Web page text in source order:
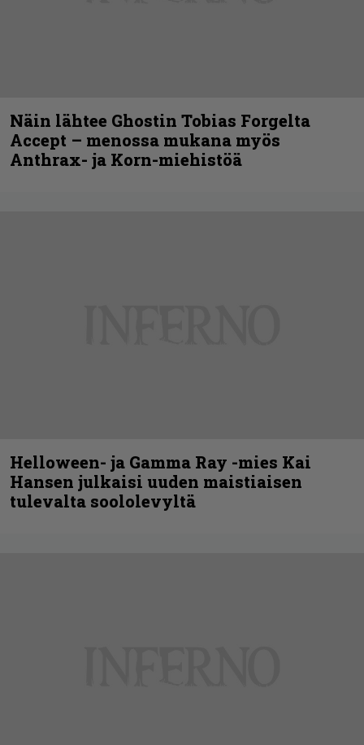
Näin lähtee Ghostin Tobias Forgelta
Accept – menossa mukana myös
Anthrax- ja Korn-miehistöä
Helloween- ja Gamma Ray -mies Kai
Hansen julkaisi uuden maistiaisen
tulevalta soololevyltä